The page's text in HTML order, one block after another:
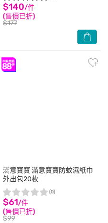
$140/件
(售價已折)
$177
滿意寶寶 滿意寶寶防蚊濕紙巾
外出包20枚
$61/件
(售價已折)
$99
(0)